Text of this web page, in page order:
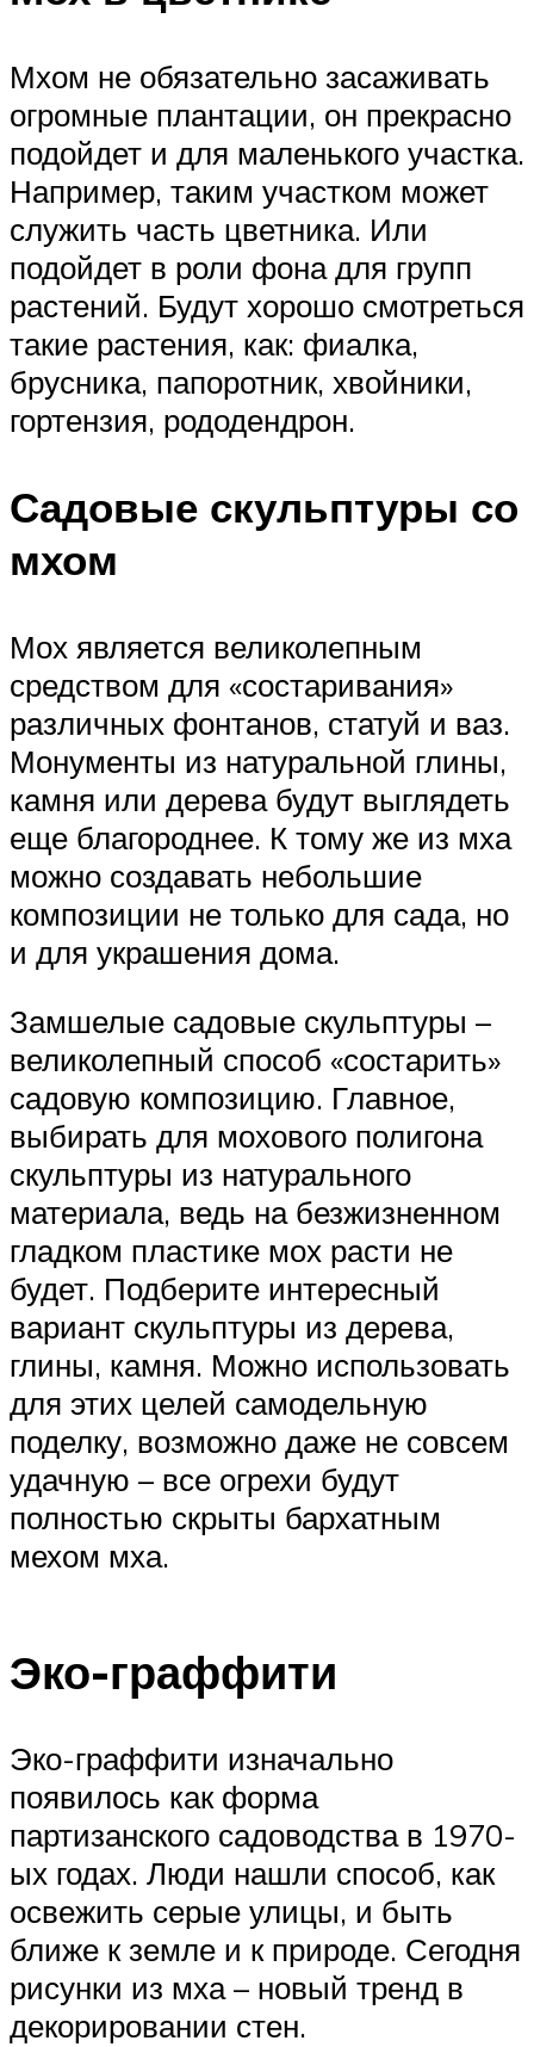
Мхом не обязательно засаживать
огромные плантации, он прекрасно
подойдет и для маленького участка.
Например, таким участком может
служить часть цветника. Или
подойдет в роли фона для групп
растений. Будут хорошо смотреться
такие растения, как: фиалка,
брусника, папоротник, хвойники,
гортензия, рододендрон.
Садовые скульптуры со
мхом
Мох является великолепным
средством для «состаривания»
различных фонтанов, статуй и ваз.
Монументы из натуральной глины,
камня или дерева будут выглядеть
еще благороднее. К тому же из мха
можно создавать небольшие
композиции не только для сада, но
и для украшения дома.
Замшелые садовые скульптуры –
великолепный способ «состарить»
садовую композицию. Главное,
выбирать для мохового полигона
скульптуры из натурального
материала, ведь на безжизненном
гладком пластике мох расти не
будет. Подберите интересный
вариант скульптуры из дерева,
глины, камня. Можно использовать
для этих целей самодельную
поделку, возможно даже не совсем
удачную – все огрехи будут
полностью скрыты бархатным
мехом мха.
Эко-граффити
Эко-граффити изначально
появилось как форма
партизанского садоводства в 1970-
ых годах. Люди нашли способ, как
освежить серые улицы, и быть
ближе к земле и к природе. Сегодня
рисунки из мха – новый тренд в
декорировании стен.